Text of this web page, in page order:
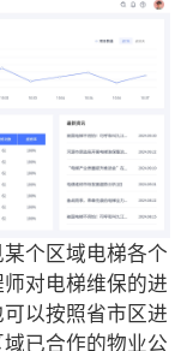
个区域电梯各个
对电梯维保的进
以按照省市区进
已合作的物业公